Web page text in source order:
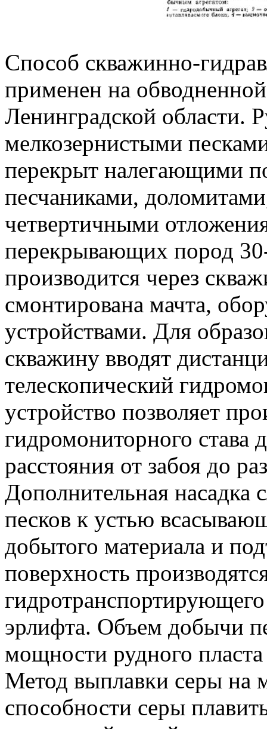
Способ скважинно-
применен на
Ленинградской области.
мелкозернистыми
перекрыт налегающими
песчаниками,
четвертичными
перекрывающих пород
производится через
смонтирована мачта,
устройствами. Для
скважину вводят
телескопический
устройство позволяет
гидромониторного става
расстояния от забоя до
Дополнительная насадка
песков к устью
добытого материала и
поверхность
эрлифта. Объем добычи
мощности рудного
Метод выплавки серы на
способности серы